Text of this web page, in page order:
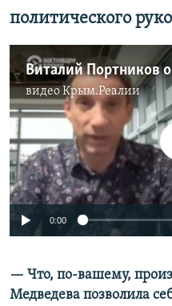
политического
видеоКрым.Реалии
No media
0:00
— Что, по-вашему,
Медведева позволила